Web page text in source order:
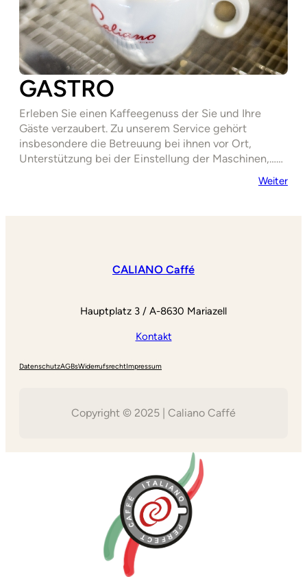
GASTRO
Erleben Sie einen Kaffeegenuss der Sie und Ihre
Gäste verzaubert. Zu unserem Service gehört
insbesondere die Betreuung bei ihnen vor Ort,
Unterstützung bei der Einstellung der Maschinen,……
Weiter
CALIANO Caffé
Hauptplatz 3 / A-8630 Mariazell
Kontakt
DatenschutzAGBsWiderrufsrechtImpressum
Copyright © 2025 | Caliano Caffé